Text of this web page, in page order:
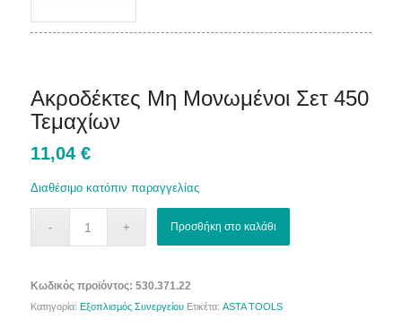
Ακροδέκτες Μη Μονωμένοι Σετ 450
Τεμαχίων
11,04 €
Διαθέσιμο κατόπιν παραγγελίας
Προσθήκη στο καλάθι
Κωδικός προϊόντος: 530.371.22
Κατηγορία: Εξοπλισμός Συνεργείου Ετικέτα: ASTA TOOLS